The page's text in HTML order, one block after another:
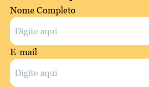
Nome Completo
E-mail